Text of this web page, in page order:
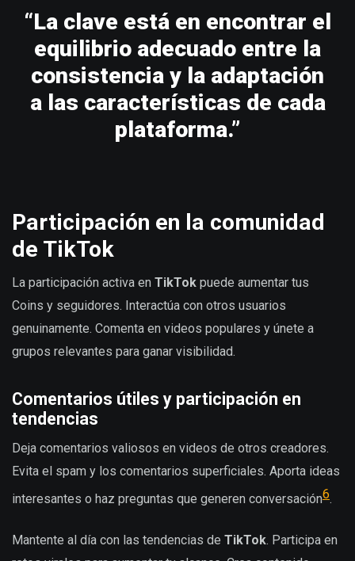
“La clave está en encontrar el
equilibrio adecuado entre la
consistencia y la adaptación
a las características de cada
plataforma.”
Participación en la comunidad
de TikTok
La participación activa en TikTok puede aumentar tus
Coins y seguidores. Interactúa con otros usuarios
genuinamente. Comenta en videos populares y únete a
grupos relevantes para ganar visibilidad.
Comentarios útiles y participación en
tendencias
Deja comentarios valiosos en videos de otros creadores.
Evita el spam y los comentarios superficiales. Aporta ideas
interesantes o haz preguntas que generen conversación6.
Mantente al día con las tendencias de TikTok. Participa en